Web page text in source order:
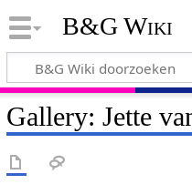
B&G Wiki
Gallery: Jette